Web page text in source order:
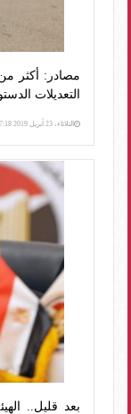
التعديلات
الثلاثاء، 23 أبريل 2019 07:18 م
بعد قليل..